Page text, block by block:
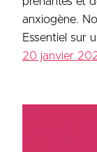
anxiogène.
Essentiel sur
20 janvier